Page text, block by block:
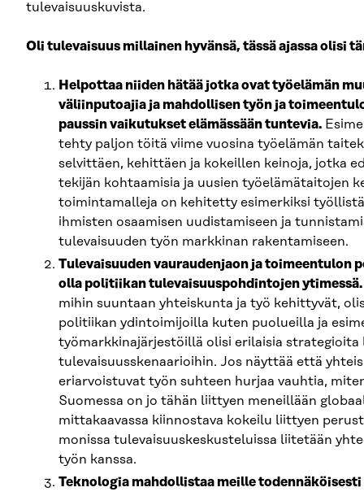
tulevaisuuskuvista.
Oli tulevaisuus millainen hyvänsä, tässä ajassa olisi
Helpottaa niiden hätää jotka ovat työelämän
väliinputoajia ja mahdollisen työn ja
paussin vaikutukset elämässään tuntevia.
tehty paljon töitä viime vuosina työelämän
selvittäen, kehittäen ja kokeillen keinoja, jotka
tekijän kohtaamisia ja uusien työelämätaitojen
toimintamalleja on kehitetty esimerkiksi
ihmisten osaamisen uudistamiseen ja
tulevaisuuden työn markkinan rakentamiseen.
Tulevaisuuden vauraudenjaon ja toimeentulon
olla politiikan tulevaisuuspohdintojen ytimessä.
mihin suuntaan yhteiskunta ja työ kehittyvät,
politiikan ydintoimijoilla kuten puolueilla ja
työmarkkinajärjestöillä olisi erilaisia
tulevaisuusskenaarioihin. Jos näyttää että
eriarvoistuvat työn suhteen hurjaa vauhtia,
Suomessa on jo tähän liittyen meneillään
mittakaavassa kiinnostava kokeilu liittyen
monissa tulevaisuuskeskusteluissa liitetään
työn kanssa.
Teknologia mahdollistaa meille todennäköisesti